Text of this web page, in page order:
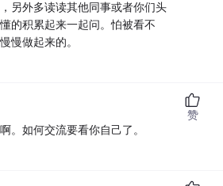
另外多读读其他同事或者你们头
的积累起来一起问。怕被看不
慢做起来的。
。如何交流要看你自己了。
赞